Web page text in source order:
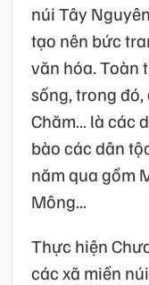
núi Tây
tạo nên bức
văn hóa. Toàn
sống, trong đó,
Chăm… là các
bào các dân
năm qua gồm
Mông...
Thực hiện
các xã miền